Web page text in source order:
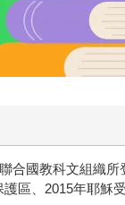
合國教科文組織
區、2015年耶穌